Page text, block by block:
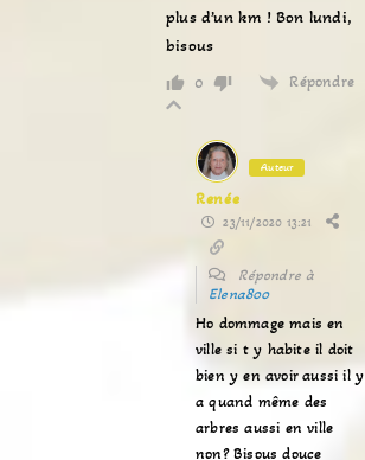
plus d’un km ! Bon lundi,
bisous
0 Répondre
Auteur
Renée
23/11/2020 13:21
Répondre à
Elena800
Ho dommage mais en
ville si t y habite il doit
bien y en avoir aussi il y
a quand même des
arbres aussi en ville
non? Bisous douce